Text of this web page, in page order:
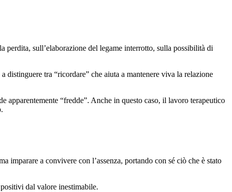
perdita, sull’elaborazione del legame interrotto, sulla possibilità di
tra “ricordare” che aiuta a mantenere viva la relazione
“fredde”. Anche in questo caso, il lavoro terapeutico
imparare a convivere con l’assenza, portando con sé ciò che è stato
dal valore inestimabile.